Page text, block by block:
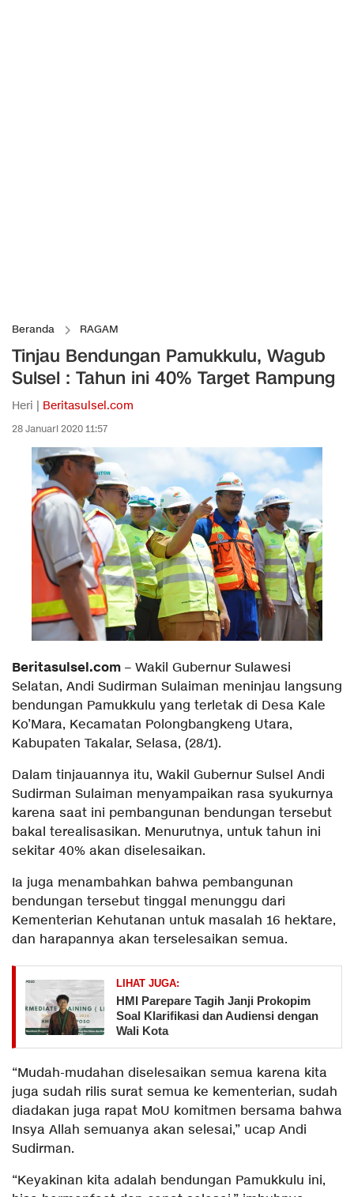
Beranda RAGAM
Tinjau Bendungan Pamukkulu, Wagub
Sulsel : Tahun ini 40% Target Rampung
Heri | Beritasulsel.com
28 Januari 2020 11:57
Beritasulsel.com – Wakil Gubernur Sulawesi
Selatan, Andi Sudirman Sulaiman meninjau langsung
bendungan Pamukkulu yang terletak di Desa Kale
Ko’Mara, Kecamatan Polongbangkeng Utara,
Kabupaten Takalar, Selasa, (28/1).
Dalam tinjauannya itu, Wakil Gubernur Sulsel Andi
Sudirman Sulaiman menyampaikan rasa syukurnya
karena saat ini pembangunan bendungan tersebut
bakal terealisasikan. Menurutnya, untuk tahun ini
sekitar 40% akan diselesaikan.
Ia juga menambahkan bahwa pembangunan
bendungan tersebut tinggal menunggu dari
Kementerian Kehutanan untuk masalah 16 hektare,
dan harapannya akan terselesaikan semua.
LIHAT JUGA:
HMI Parepare Tagih Janji Prokopim
Soal Klarifikasi dan Audiensi dengan
Wali Kota
“Mudah-mudahan diselesaikan semua karena kita
juga sudah rilis surat semua ke kementerian, sudah
diadakan juga rapat MoU komitmen bersama bahwa
Insya Allah semuanya akan selesai,” ucap Andi
Sudirman.
“Keyakinan kita adalah bendungan Pamukkulu ini,